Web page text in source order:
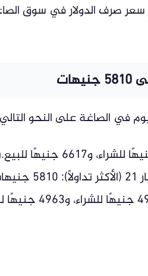
سعر صرف الدولار في سوق
في الصاغة على النحو